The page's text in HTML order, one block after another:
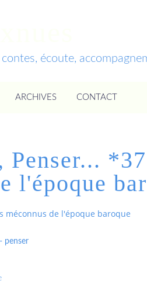
écoute,
ARCHIVES CONTACT
Penser...
l'époque
méconnus de l'époque baroque
penser